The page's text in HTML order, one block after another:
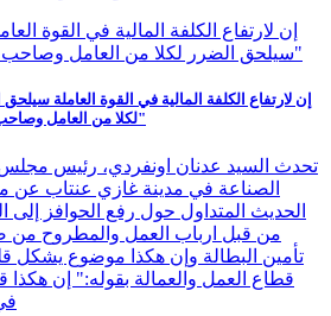
لكلا من العامل وصاحب العمل"
تحدث السيد عدنان اونفردي، رئيس
الصناعة في مدينة غازي عنتاب عن
الحديث المتداول حول رفع الحوافز
من قبل ارباب العمل والمطروح من
تأمين البطالة وإن هكذا موضوع يشكل
قطاع العمل والعمالة بقوله:" إن هكذا